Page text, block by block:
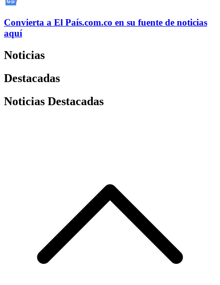
Convierta a El País.com.co en su fuente de noticias
aquí
Noticias
Destacadas
Noticias Destacadas